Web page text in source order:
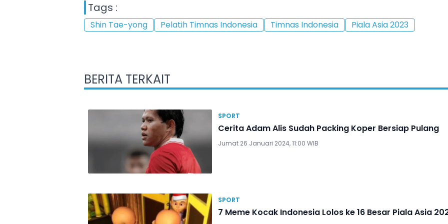
Tags :
Shin Tae-yong Pelatih Timnas Indonesia Timnas Indonesia Piala Asia 2023
BERITA TERKAIT
SPORT
Cerita Adam Alis Sudah Packing Koper Bersiap Pulang
Jumat 26 Januari 2024, 11:00 WIB
SPORT
7 Meme Kocak Indonesia Lolos ke 16 Besar Piala Asia